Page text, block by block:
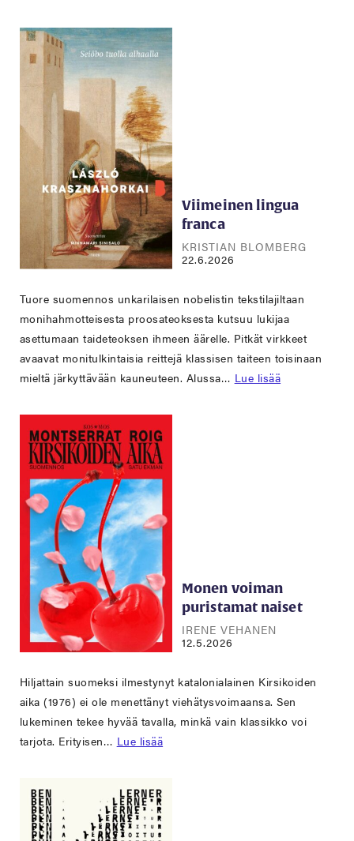
Viimeinen lingua
franca
KRISTIAN BLOMBERG
22.6.2026
Tuore suomennos unkarilaisen nobelistin tekstilajiltaan
monihahmotteisesta proosateoksesta kutsuu lukijaa
asettumaan taideteoksen ihmeen äärelle. Pitkät virkkeet
avaavat monitulkintaisia reittejä klassisen taiteen toisinaan
mieltä järkyttävään kauneuteen. Alussa… Lue lisää
Monen voiman
puristamat naiset
IRENE VEHANEN
12.5.2026
Hiljattain suomeksi ilmestynyt katalonialainen Kirsikoiden
aika (1976) ei ole menettänyt viehätysvoimaansa. Sen
lukeminen tekee hyvää tavalla, minkä vain klassikko voi
tarjota. Erityisen… Lue lisää